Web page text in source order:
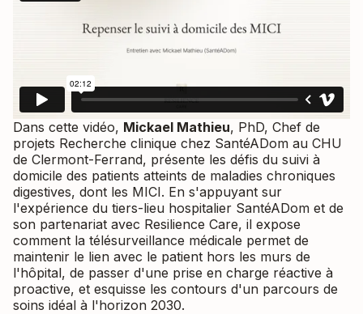
Dans cette vidéo, Mickael Mathieu, PhD, Chef de
projets Recherche clinique chez SantéADom au CHU
de Clermont-Ferrand, présente les défis du suivi à
domicile des patients atteints de maladies chroniques
digestives, dont les MICI. En s'appuyant sur
l'expérience du tiers-lieu hospitalier SantéADom et de
son partenariat avec Resilience Care, il expose
comment la télésurveillance médicale permet de
maintenir le lien avec le patient hors les murs de
l'hôpital, de passer d'une prise en charge réactive à
proactive, et esquisse les contours d'un parcours de
soins idéal à l'horizon 2030.